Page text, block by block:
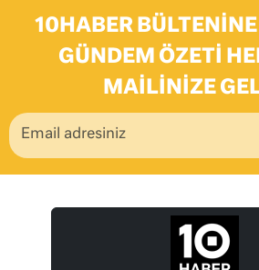
10HABER
GÜNDEM ÖZETI
MAILINIZE